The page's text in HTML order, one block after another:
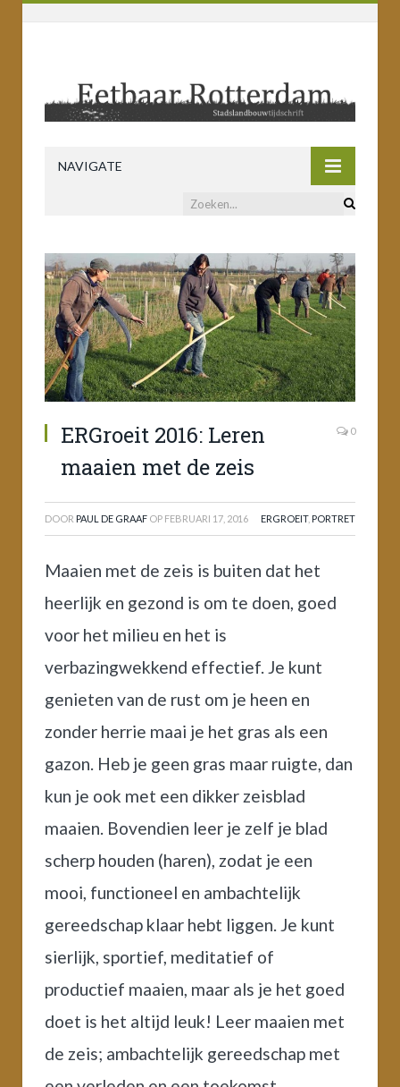
NAVIGATE
ERGroeit 2016: Leren
maaien met de zeis
0
DOOR PAUL DE GRAAF OP FEBRUARI 17, 2016 ERGROEIT, PORTRET
Maaien met de zeis is buiten dat het
heerlijk en gezond is om te doen, goed
voor het milieu en het is
verbazingwekkend effectief. Je kunt
genieten van de rust om je heen en
zonder herrie maai je het gras als een
gazon. Heb je geen gras maar ruigte, dan
kun je ook met een dikker zeisblad
maaien. Bovendien leer je zelf je blad
scherp houden (haren), zodat je een
mooi, functioneel en ambachtelijk
gereedschap klaar hebt liggen. Je kunt
sierlijk, sportief, meditatief of
productief maaien, maar als je het goed
doet is het altijd leuk! Leer maaien met
de zeis; ambachtelijk gereedschap met